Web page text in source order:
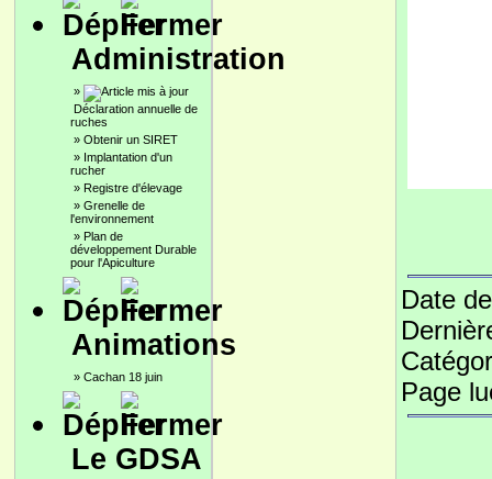
Administration
»
Déclaration annuelle de
ruches
» Obtenir un SIRET
» Implantation d'un
rucher
» Registre d'élevage
» Grenelle de
l'environnement
» Plan de
développement Durable
pour l'Apiculture
Animations
» Cachan 18 juin
Le GDSA
Date
Page